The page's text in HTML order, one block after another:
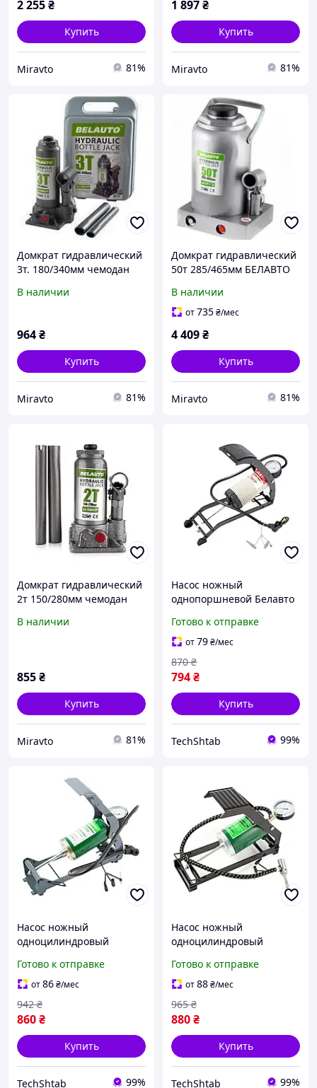
2 255₴
Купить
Miravto 81%
1 897₴
Купить
Miravto 81%
Домкрат гидравлический
3т. 180/340мм чемодан
В наличии
964₴
Купить
Miravto 81%
Домкрат гидравлический
50т 285/465мм БЕЛАВТО
В наличии
от735₴/мес
4 409₴
Купить
Miravto 81%
Домкрат гидравлический
2т 150/280мм чемодан
В наличии
855₴
Купить
Miravto 81%
Насос ножный
однопоршневой Белавто
(BL21)
Готово к отправке
от79₴/мес
794₴
870 ₴
Купить
TechShtab 99%
Насос ножный
одноцилиндровый
мм 400 см³ (BL12)
Готово к отправке
от86₴/мес
860₴
942 ₴
Купить
TechShtab 99%
Насос ножный
одноцилиндровый
(BL11)
Готово к отправке
от88₴/мес
880₴
965 ₴
Купить
TechShtab 99%